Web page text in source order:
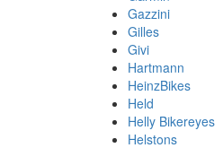
Gazzini
Gilles
Givi
Hartmann
HeinzBikes
Held
Helly Bikereyes
Helstons